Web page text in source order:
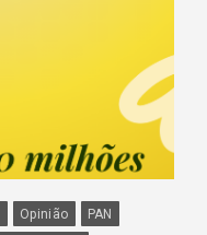
Opinião
PAN